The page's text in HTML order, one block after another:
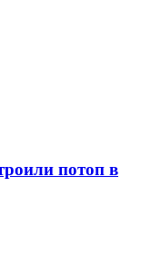
потоп в